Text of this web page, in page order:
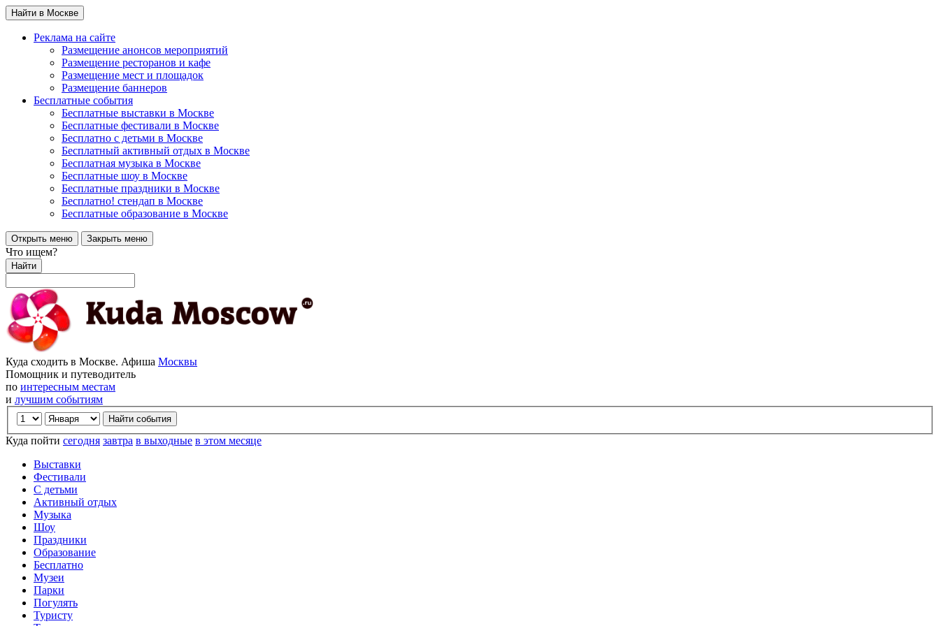
Найти в Москве
Реклама на сайте
Размещение анонсов мероприятий
Размещение ресторанов и кафе
Размещение мест и площадок
Размещение баннеров
Бесплатные события
Бесплатные выставки в Москве
Бесплатные фестивали в Москве
Бесплатно с детьми в Москве
Бесплатный активный отдых в Москве
Бесплатная музыка в Москве
Бесплатные шоу в Москве
Бесплатные праздники в Москве
Бесплатно! стендап в Москве
Бесплатные образование в Москве
Открыть меню Закрыть меню
Что ищем?
Найти
Куда сходить в Москве. Афиша Москвы
Помощник и путеводитель
по интересным местам
и лучшим событиям
Куда пойти сегодня завтра в выходные в этом месяце
Выставки
Фестивали
С детьми
Активный отдых
Музыка
Шоу
Праздники
Образование
Бесплатно
Музеи
Парки
Погулять
Туристу